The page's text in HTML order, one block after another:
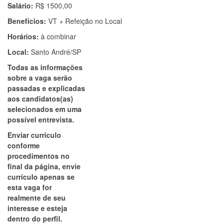
Salário: R$ 1500,00
Benefícios: VT + Refeição no Local
Horários: à combinar
Local: Santo André/SP
Todas as informações
sobre a vaga serão
passadas e explicadas
aos candidatos(as)
selecionados em uma
possível entrevista.
Enviar currículo
conforme
procedimentos no
final da página, envie
currículo apenas se
esta vaga for
realmente de seu
interesse e esteja
dentro do perfil.